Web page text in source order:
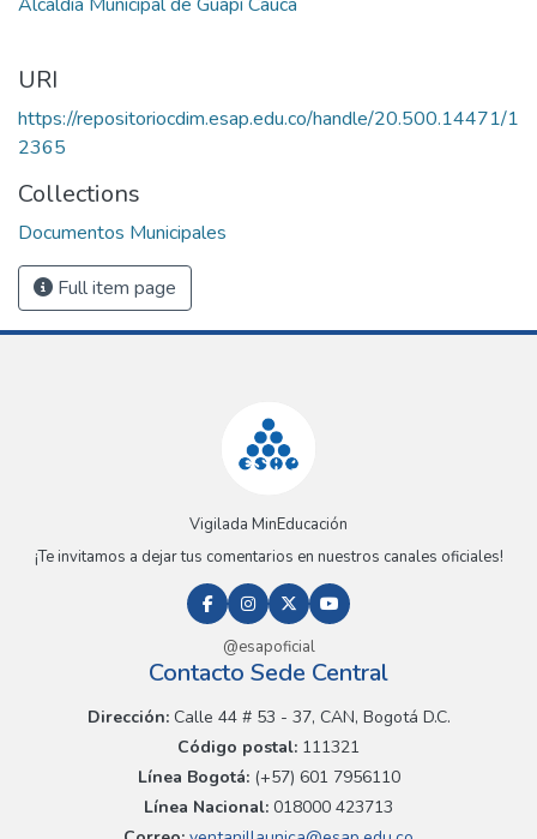
URI
https://repositoriocdim.esap.edu.co/handle/20.500.14471/1
2365
Collections
Documentos Municipales
Full item page
Vigilada MinEducación
¡Te invitamos a dejar tus comentarios en nuestros canales oficiales!
@esapoficial
Contacto Sede Central
Dirección:Calle 44 # 53 - 37, CAN, Bogotá D.C.
Código postal: 111321
Línea Bogotá:(+57) 601 7956110
Línea Nacional: 018000 423713